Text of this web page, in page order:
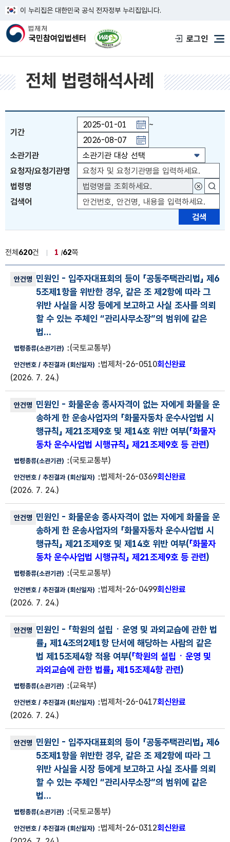
이 누리집은 대한민국 공식 전자정부 누리집입니다.
한국웹접근성인증평가원 웹접근성 사이
로그인
메
전체 법령해석사례
기간
~
기간일자 직접입력 또는 PAGE UP 키 이
소관기관
요청자/요청기관명
법령명
대상법령
검색어
검색
전체 620건 1 62쪽
법령해석사례 번호, 안건명, 법령종류(소관기관), 안건번호, 추진결과
민원인 - 입주자대표회의 등이 「공동주택관리법」 제6
5조제1항을 위반한 경우, 같은 조 제2항에 따라 그
위반 사실을 시장 등에게 보고하고 사실 조사를 의뢰
할 수 있는 주체인 “관리사무소장”의 범위에 같은
법...
(국토교통부)
법제처-26-0510회신완료
(2026. 7. 24.)
민원인 - 화물운송 종사자격이 없는 자에게 화물을 운
송하게 한 운송사업자의 「화물자동차 운수사업법 시
행규칙」 제21조제9호 및 제14호 위반 여부(「화물자
동차 운수사업법 시행규칙」 제21조제9호 등 관련)
(국토교통부)
법제처-26-0369회신완료
(2026. 7. 24.)
민원인 - 화물운송 종사자격이 없는 자에게 화물을 운
송하게 한 운송사업자의 「화물자동차 운수사업법 시
행규칙」 제21조제9호 및 제14호 위반 여부(「화물자
동차 운수사업법 시행규칙」 제21조제9호 등 관련)
(국토교통부)
법제처-26-0499회신완료
(2026. 7. 24.)
민원인 - 「학원의 설립ㆍ운영 및 과외교습에 관한 법
률」 제14조의2제1항 단서에 해당하는 사람의 같은
법 제15조제4항 적용 여부(「학원의 설립ㆍ운영 및
과외교습에 관한 법률」 제15조제4항 관련)
(교육부)
법제처-26-0417회신완료
(2026. 7. 24.)
민원인 - 입주자대표회의 등이 「공동주택관리법」 제6
5조제1항을 위반한 경우, 같은 조 제2항에 따라 그
위반 사실을 시장 등에게 보고하고 사실 조사를 의뢰
할 수 있는 주체인 “관리사무소장”의 범위에 같은
법...
(국토교통부)
법제처-26-0312회신완료